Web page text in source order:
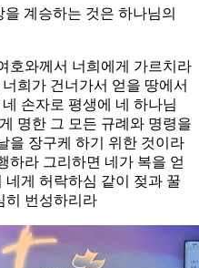
계승하는 것은 하나님의
호와께서 너희에게 가르치라
희가 건너가서 얻을 땅에서
손자로 평생에 네 하나님
명한 그 모든 규례와 명령을
을 장구케 하기 위한 것이라
하라 그리하면 네가 복을 얻
네게 허락하심 같이 젖과 꿀
히 번성하리라